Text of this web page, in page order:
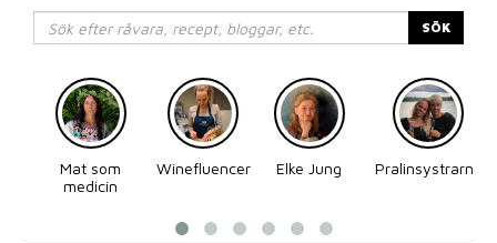
SÖK
Mat som
medicin
Winefluencer Elke Jung
Pralinsystrarna